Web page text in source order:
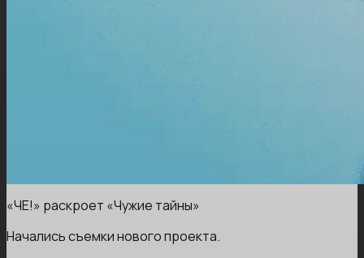
«ЧЕ!» раскроет «Чужие тайны»
Начались съемки нового проекта.